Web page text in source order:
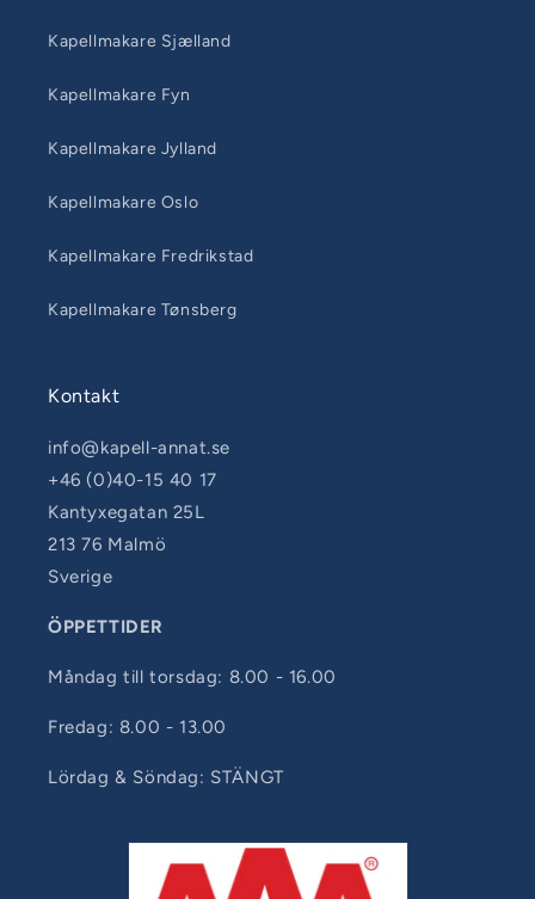
Kapellmakare Sjælland
Kapellmakare Fyn
Kapellmakare Jylland
Kapellmakare Oslo
Kapellmakare Fredrikstad
Kapellmakare Tønsberg
Kontakt
info@kapell-annat.se
+46 (0)40-15 40 17
Kantyxegatan 25L
213 76 Malmö
Sverige
ÖPPETTIDER
Måndag till torsdag: 8.00 - 16.00
Fredag: 8.00 - 13.00
Lördag & Söndag: STÄNGT